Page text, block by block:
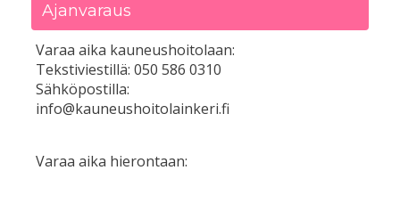
Ajanvaraus
Varaa aika kauneushoitolaan:
Tekstiviestillä: 050 586 0310
Sähköpostilla:
info@kauneushoitolainkeri.fi
Varaa aika hierontaan: